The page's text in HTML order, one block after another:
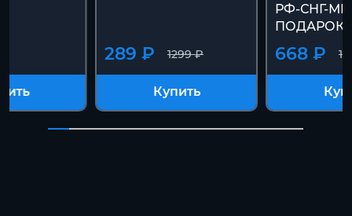
1299 ₽
289 ₽
Купить
РФ-СНГ-
ПОДАРОК
668 ₽